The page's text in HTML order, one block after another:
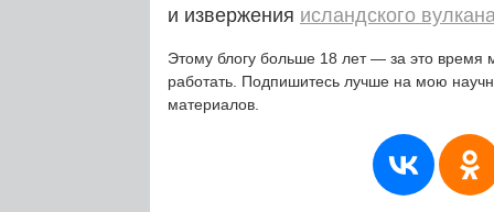
и извержения исландского
Этому блогу больше 18 лет — за это время
работать. Подпишитесь лучше на мою
материалов.